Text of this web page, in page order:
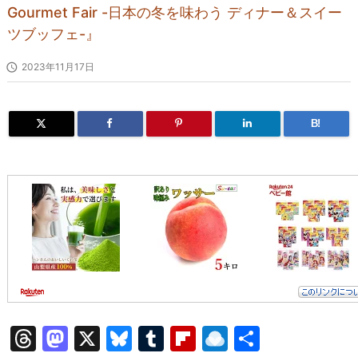
Gourmet Fair -日本の冬を味わう ディナー＆スイー
ツブッフェ-』
 2023年11月17日
B!
T
M X
Bl T
Fl R